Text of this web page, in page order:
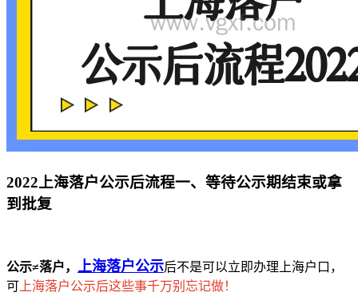
2022上海落户公示后流程一、等待公示期结束或拿
到批复
公示≠落户， 上海落户公示后不是可以立即办理上海户口，
可 上海落户公示后这些事千万别忘记做！